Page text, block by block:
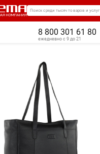
Поиск среди тысяч товаров и услуг
8 800 301 61 80
ежедневно с 9 до 21